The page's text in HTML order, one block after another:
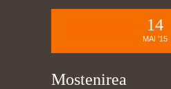
14
MAI '15
Mostenirea